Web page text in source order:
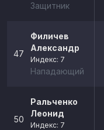
Защитник
47
Филичев
Александр
Индекс: 7
Нападающий
50
Ральченко
Леонид
Индекс: 7